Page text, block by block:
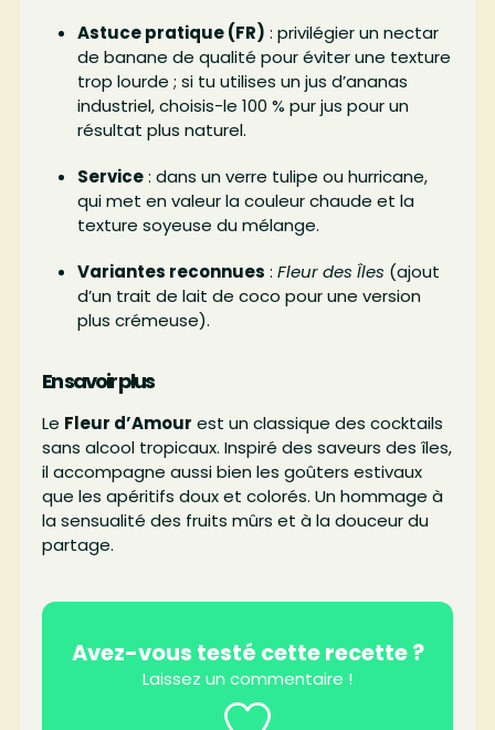
Astuce pratique (FR) : privilégier un nectar
de banane de qualité pour éviter une texture
trop lourde ; si tu utilises un jus d’ananas
industriel, choisis-le 100 % pur jus pour un
résultat plus naturel.
Service: dans un verre tulipe ou hurricane,
qui met en valeur la couleur chaude et la
texture soyeuse du mélange.
Variantes reconnues : Fleur des Îles (ajout
d’un trait de lait de coco pour une version
plus crémeuse).
En savoir plus
Le Fleur d’Amour est un classique des cocktails
sans alcool tropicaux. Inspiré des saveurs des îles,
il accompagne aussi bien les goûters estivaux
que les apéritifs doux et colorés. Un hommage à
la sensualité des fruits mûrs et à la douceur du
partage.
Avez-vous testé cette recette ?
Laissez un commentaire !